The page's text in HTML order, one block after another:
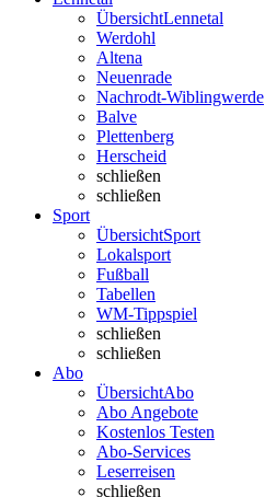
ÜbersichtLennetal
Werdohl
Altena
Neuenrade
Nachrodt-Wiblingwerde
Balve
Plettenberg
Herscheid
schließen
schließen
Sport
ÜbersichtSport
Lokalsport
Fußball
Tabellen
WM-Tippspiel
schließen
schließen
Abo
ÜbersichtAbo
Abo Angebote
Kostenlos Testen
Abo-Services
Leserreisen
schließen